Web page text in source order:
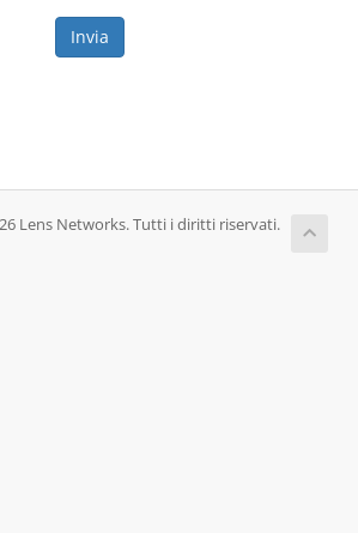
Invia
Lens Networks. Tutti i diritti riservati.